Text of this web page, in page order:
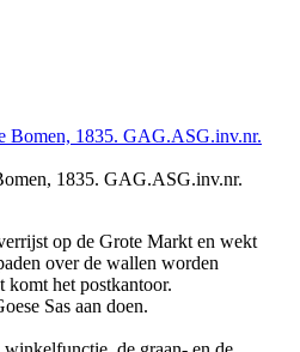
1835. GAG.ASG.inv.nr.
op de Grote Markt en wekt
over de wallen worden
komt het postkantoor.
Sas aan doen.